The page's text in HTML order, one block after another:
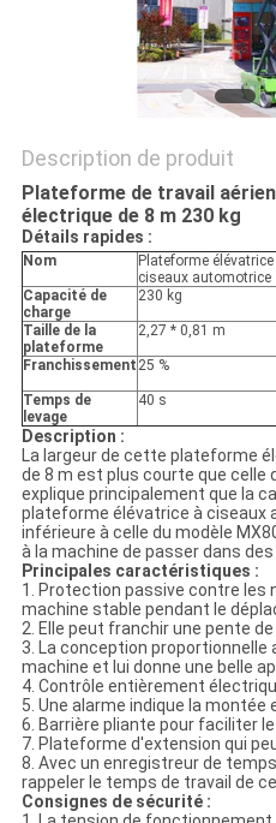
POLITIQUE
CONFIDENTIALITÉ
Description de produit
Plateforme de travail
électrique de 8 m 230 kg
Détails rapides :
Nom
Plateforme élévatrice
ciseaux automotrice
Capacité de
charge
230 kg
Taille de la
plateforme
2,27 * 0,81 m
Franchissement 25 %
Temps de
levage
40 s
Description :
La largeur de cette plateforme
de 8 m est plus courte que celle
explique principalement que la
plateforme élévatrice à ciseaux
inférieure à celle du modèle
à la machine de passer dans
Principales caractéristiques :
1. Protection passive contre les
machine stable pendant le
2. Elle peut franchir une pente de
3. La conception proportionnelle
machine et lui donne une belle
4. Contrôle entièrement
5. Une alarme indique la montée
6. Barrière pliante pour faciliter
7. Plateforme d'extension qui
8. Avec un enregistreur de
rappeler le temps de travail de
Consignes de sécurité :